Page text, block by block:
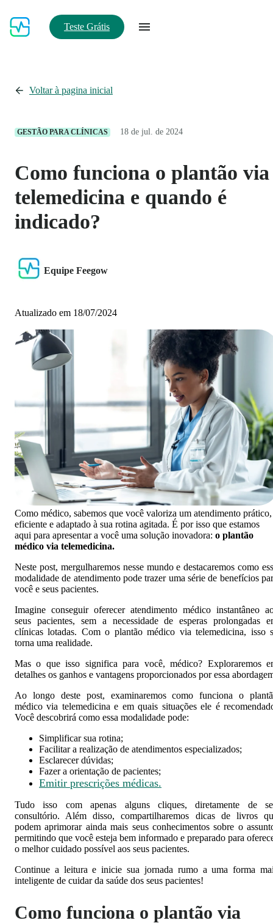
Teste Grátis
Voltar à pagina inicial
GESTÃO PARA CLÍNICAS 18 de jul. de 2024
Como funciona o plantão via
telemedicina e quando é
indicado?
Equipe Feegow
Atualizado em 18/07/2024
Como médico, sabemos que você valoriza um atendimento prático,
eficiente e adaptado à sua rotina agitada. É por isso que estamos
aqui para apresentar a você uma solução inovadora: o plantão
médico via telemedicina.
Neste post, mergulharemos nesse mundo e destacaremos como
modalidade de atendimento pode trazer uma série de benefícios
você e seus pacientes.
Imagine conseguir oferecer atendimento médico instantâneo
seus pacientes, sem a necessidade de esperas prolongadas
clínicas lotadas. Com o plantão médico via telemedicina, isso
torna uma realidade.
Mas o que isso significa para você, médico? Exploraremos
detalhes os ganhos e vantagens proporcionados por essa
Ao longo deste post, examinaremos como funciona o
médico via telemedicina e em quais situações ele é
Você descobrirá como essa modalidade pode:
Simplificar sua rotina;
Facilitar a realização de atendimentos especializados;
Esclarecer dúvidas;
Fazer a orientação de pacientes;
Emitir prescrições médicas.
Tudo isso com apenas alguns cliques, diretamente de
consultório. Além disso, compartilharemos dicas de livros
podem aprimorar ainda mais seus conhecimentos sobre o
permitindo que você esteja bem informado e preparado para
o melhor cuidado possível aos seus pacientes.
Continue a leitura e inicie sua jornada rumo a uma forma
inteligente de cuidar da saúde dos seus pacientes!
Como funciona o plantão via